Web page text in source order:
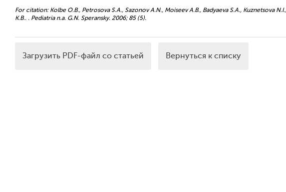
For citation: Kolbe O.B., Petrosova S.A., Sazonov A.N., Moiseev A.B., Badyaeva S.A., Kuznetsova
K.B.. . Pediatria n.a. G.N. Speransky. 2006; 85 (5).
Загрузить PDF-файл со статьей Вернуться к списку